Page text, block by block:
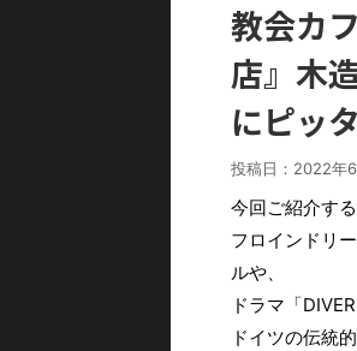
教会カ
店』木
にピッ
投稿日： 2022年
今回ご紹介す
フロインドリ
ルや、
ドラマ「
ドイツの伝統